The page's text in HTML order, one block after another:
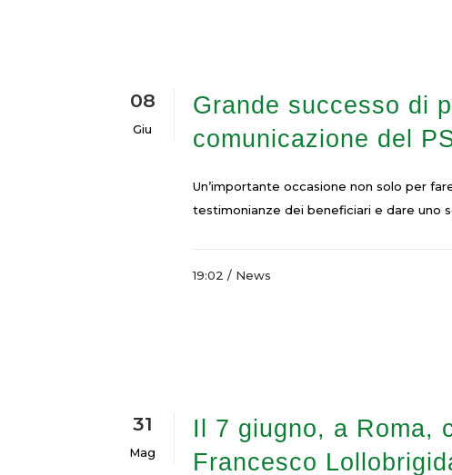
08
Giu
Grande successo di
comunicazione del
Un’importante occasione non solo per
testimonianze dei beneficiari e dare uno
19:02 / News
31
Mag
Il 7 giugno, a Roma,
Francesco